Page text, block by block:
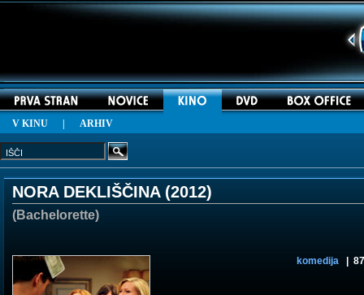
V KINU ARHIV
NORA DEKLIŠČINA (2012)
(Bachelorette)
komedija |